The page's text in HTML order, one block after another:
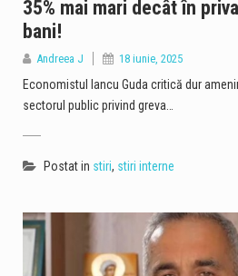
35% mai mari decât în
bani!
Andreea J 18 iunie, 2025
Economistul Iancu Guda critică dur
sectorul public privind greva…
Postat in stiri, stiri interne